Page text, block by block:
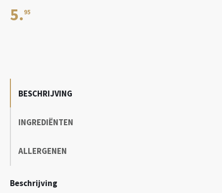
5. 95
BESCHRIJVING
INGREDIËNTEN
ALLERGENEN
Beschrijving